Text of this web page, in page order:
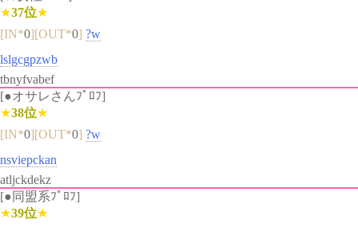
★37位★
[IN*0][OUT*0] ?w
lslgcgpzwb
tbnyfvabef
[●オサレさんﾌﾟﾛﾌ]
★38位★
[IN*0][OUT*0] ?w
nsviepckan
atljckdekz
[●同盟系ﾌﾟﾛﾌ]
★39位★